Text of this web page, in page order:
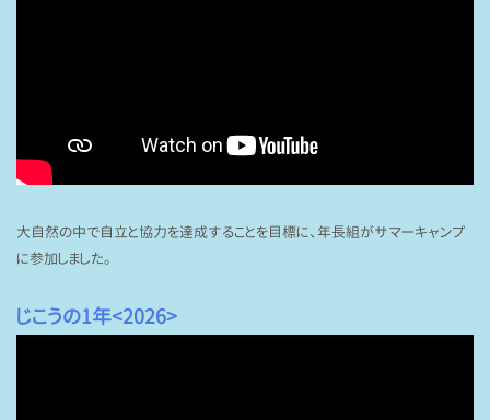
大自然の中で自立と協力を達成することを目標に、年長組がサマーキャンプ
に参加しました。
じこうの1年<2026>